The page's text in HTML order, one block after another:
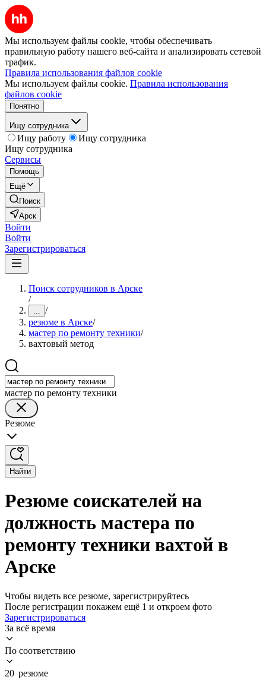
Мы используем файлы cookie, чтобы обеспечивать
правильную работу нашего веб-сайта и анализировать сетевой
трафик.
Правила использования файлов cookie
Мы используем файлы cookie. Правила использования
файлов cookie
Понятно
Ищу сотрудника
Ищу работу
Ищу сотрудника
Ищу сотрудника
Сервисы
Помощь
Ещё
Поиск
Арск
Войти
Войти
Зарегистрироваться
Поиск сотрудников в Арске
/
... /
резюме в Арске/
мастер по ремонту техники/
вахтовый метод
мастер по ремонту техники
Резюме
Найти
Резюме соискателей на
должность мастера по
ремонту техники вахтой в
Арске
Чтобы видеть все резюме, зарегистрируйтесь
После регистрации покажем ещё 1 и откроем фото
Зарегистрироваться
За всё время
По соответствию
20 резюме